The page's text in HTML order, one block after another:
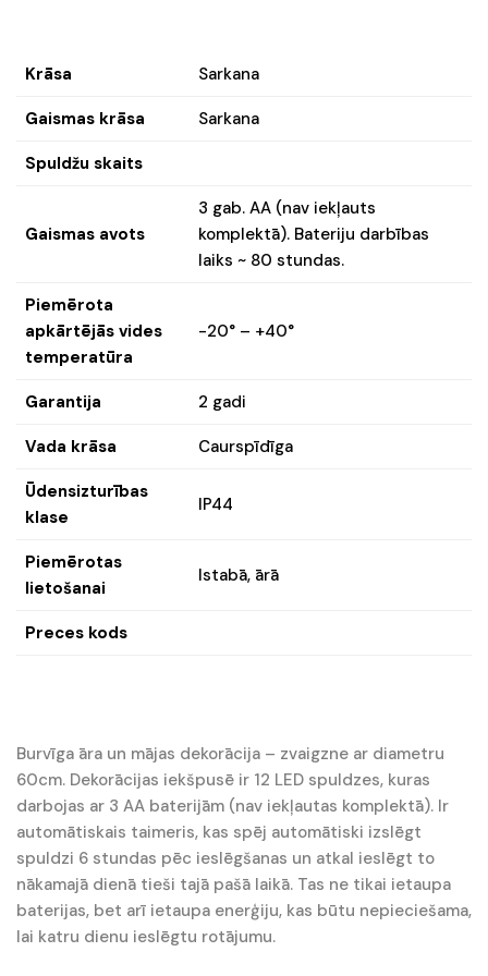
Krāsa Sarkana
Gaismas krāsa Sarkana
Spuldžu skaits
Gaismas avots
3 gab. AA (nav iekļauts
komplektā). Bateriju darbības
laiks ~ 80 stundas.
Piemērota
apkārtējās vides
temperatūra
-20° – +40°
Garantija 2 gadi
Vada krāsa Caurspīdīga
Ūdensizturības
klase
IP44
Piemērotas
lietošanai
Istabā, ārā
Preces kods
Burvīga āra un mājas dekorācija – zvaigzne ar diametru
60cm. Dekorācijas iekšpusē ir 12 LED spuldzes, kuras
darbojas ar 3 AA baterijām (nav iekļautas komplektā). Ir
automātiskais taimeris, kas spēj automātiski izslēgt
spuldzi 6 stundas pēc ieslēgšanas un atkal ieslēgt to
nākamajā dienā tieši tajā pašā laikā. Tas ne tikai ietaupa
baterijas, bet arī ietaupa enerģiju, kas būtu nepieciešama,
lai katru dienu ieslēgtu rotājumu.